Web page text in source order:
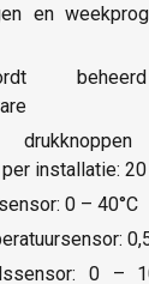
en
installatie: 20
0 – 40°C
0 –